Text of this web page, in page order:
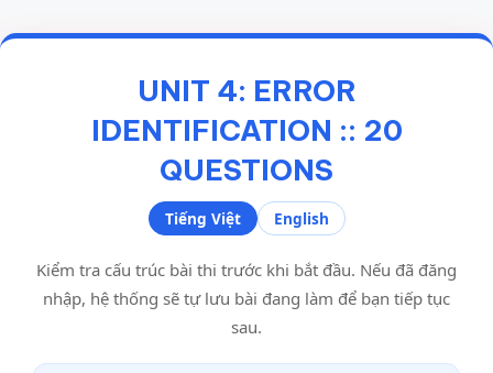
UNIT 4: ERROR
IDENTIFICATION :: 20
QUESTIONS
Tiếng Việt English
Kiểm tra cấu trúc bài thi trước khi bắt đầu. Nếu đã đăng
nhập, hệ thống sẽ tự lưu bài đang làm để bạn tiếp tục
sau.